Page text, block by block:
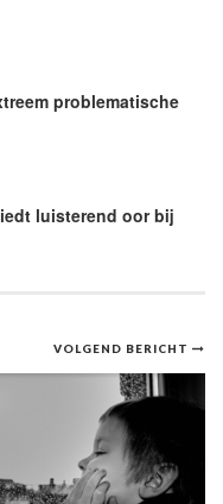
problematische
luisterend oor bij
VOLGEND BERICHT